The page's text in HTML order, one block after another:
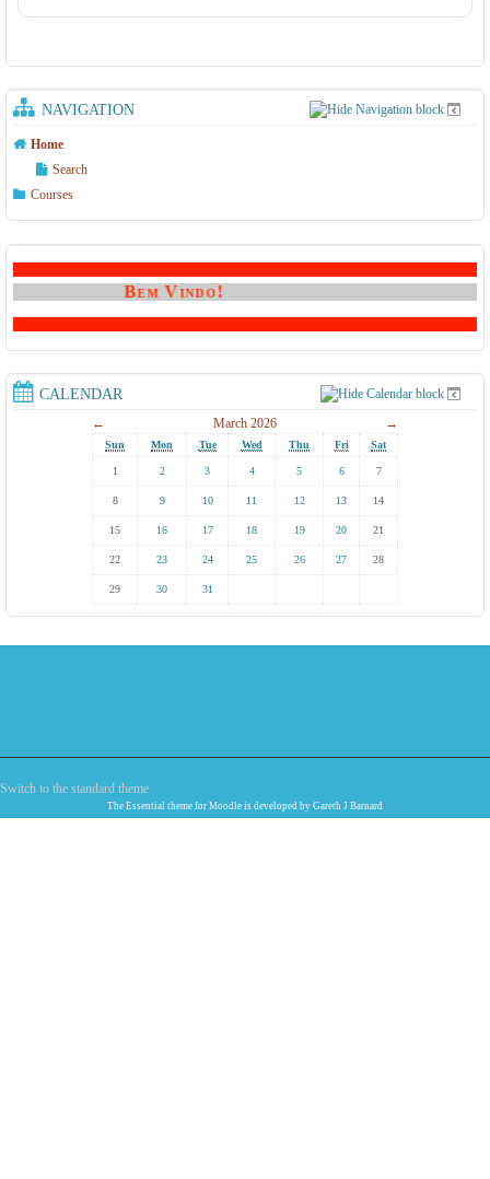
NAVIGATION
Home
Search
Courses
Bem Vindo!
CALENDAR
← March 2026 →
Sun Mon Tue Wed Thu Fri Sat
1 2 3 4 5 6 7
8 9 10 11 12 13 14
15 16 17 18 19 20 21
22 23 24 25 26 27 28
29 30 31
Switch to the standard theme
The Essential theme for Moodle is developed by Gareth J Barnard